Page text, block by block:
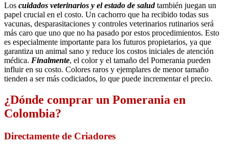
Los cuidados veterinarios y el estado de saludtambién juegan un
papel crucial en el costo. Un cachorro que ha recibido todas sus
vacunas, desparasitaciones y controles veterinarios rutinarios será
más caro que uno que no ha pasado por estos procedimientos. Esto
es especialmente importante para los futuros propietarios, ya que
garantiza un animal sano y reduce los costos iniciales de atención
médica. Finalmente, el color y el tamaño del Pomerania pueden
influir en su costo. Colores raros y ejemplares de menor tamaño
tienden a ser más codiciados, lo que puede incrementar el precio.
¿Dónde comprar un Pomerania en
Colombia?
Directamente de Criadores